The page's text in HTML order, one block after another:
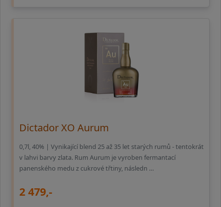
Dictador XO Aurum
0,7l, 40% | Vynikající blend 25 až 35 let starých rumů - tentokrát
v lahvi barvy zlata. Rum Aurum je vyroben fermantací
panenského medu z cukrové třtiny, následn …
2 479,-